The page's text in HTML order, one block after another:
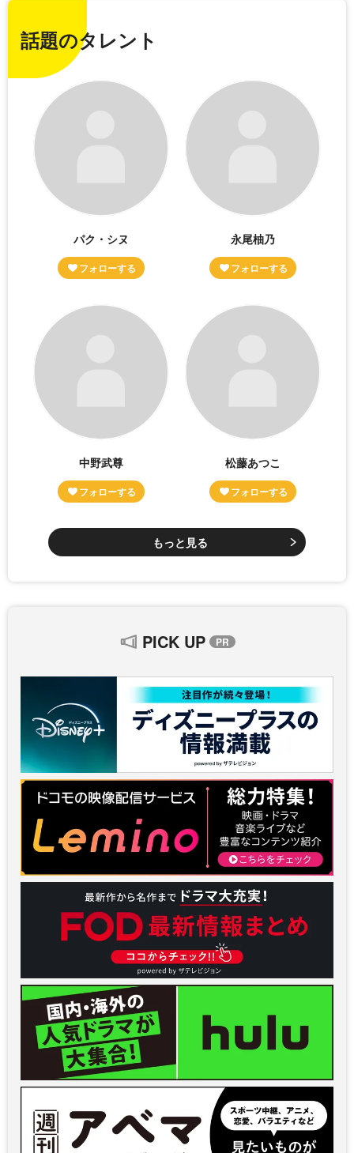
話題のタレント
パク・シヌ 永尾柚乃
中野武尊 松藤あつこ
もっと見る
PICK UP